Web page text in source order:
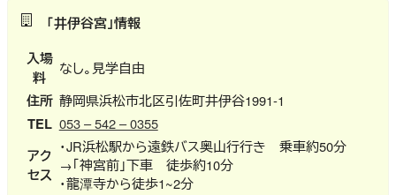
「井伊谷宮」情報
入場
料
なし。見学自由
住所 静岡県浜松市北区引佐町井伊谷1991-1
TEL 053 – 542 – 0355
アク
セス
・JR浜松駅から遠鉄バス奥山行行き 乗車約50分
→「神宮前」下車 徒歩約10分
・龍潭寺から徒歩1~2分